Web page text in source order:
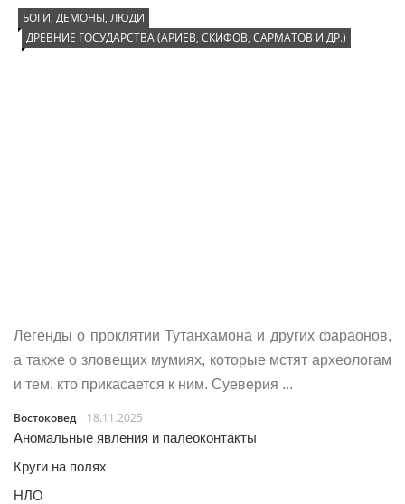
БОГИ, ДЕМОНЫ, ЛЮДИ
ДРЕВНИЕ ГОСУДАРСТВА (АРИЕВ, СКИФОВ, САРМАТОВ И ДР.)
Легенды о проклятии Тутанхамона и других фараонов,
а также о зловещих мумиях, которые мстят археологам
и тем, кто прикасается к ним. Суеверия ...
Востоковед
18.11.2025
Аномальные явления и палеоконтакты
Круги на полях
НЛО